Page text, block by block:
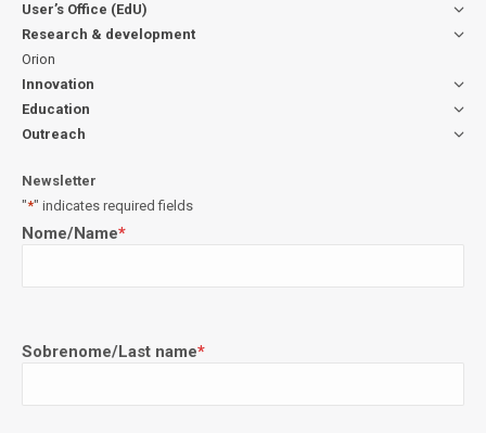
User’s Office (EdU)
Research & development
Orion
Innovation
Education
Outreach
Newsletter
"*" indicates required fields
Nome/Name*
Sobrenome/Last name*